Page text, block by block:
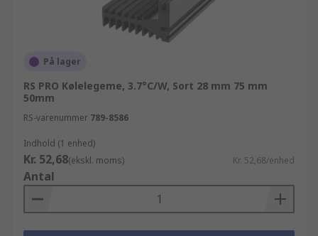
På lager
RS PRO Kølelegeme, 3.7°C/W, Sort 28 mm 75 mm
50mm
RS-varenummer 789-8586
Indhold (1 enhed)
Kr. 52,68(ekskl. moms) Kr. 52,68/enhed
Antal